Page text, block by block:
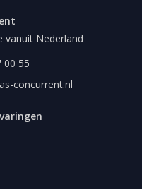
vanuit Nederland
00 55
concurrent.nl